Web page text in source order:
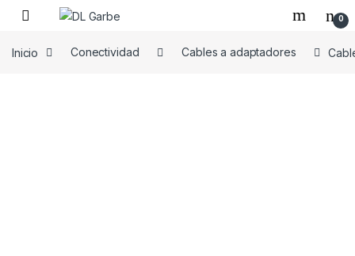
0
Inicio Conectividad Cables a adaptadores